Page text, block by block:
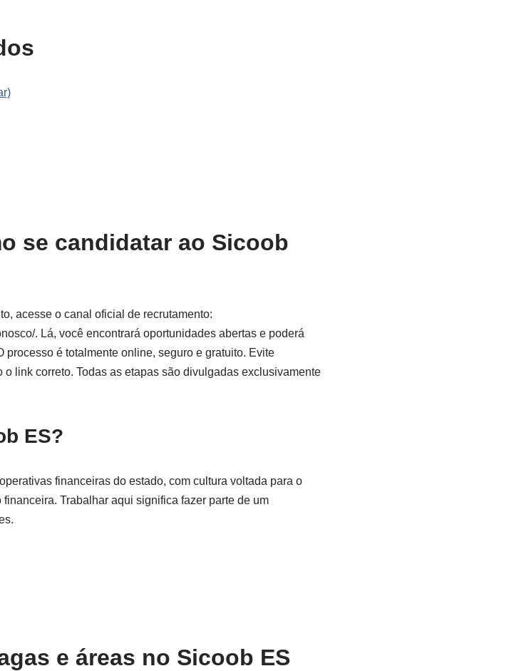
se candidatar ao Sicoob
acesse o canal oficial de recrutamento:
. Lá, você encontrará oportunidades abertas e poderá
é totalmente online, seguro e gratuito. Evite
link correto. Todas as etapas são divulgadas exclusivamente
ES?
financeiras do estado, com cultura voltada para o
Trabalhar aqui significa fazer parte de um
e áreas no Sicoob ES